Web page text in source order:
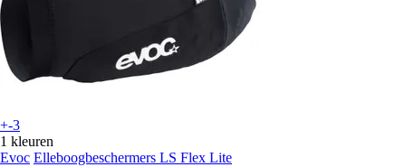
+-3
1 kleuren
Evoc Elleboogbeschermers LS Flex Lite